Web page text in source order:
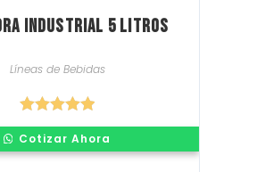
industrial 5 litros
Líneas de Bebidas
Valorado en
5.00de 5
Cotizar Ahora